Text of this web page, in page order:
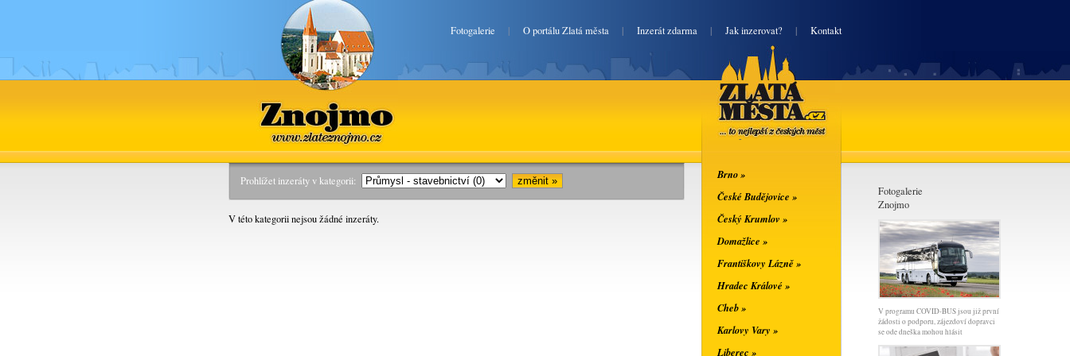
Fotogalerie | O portálu Zlatá města | Inzerát zdarma | Jak inzerovat? | Kontakt
Znojmo
www.zlateznojmo.cz
Prohlížet inzeráty v kategorii:
V této kategorii nejsou žádné inzeráty.
Fotogalerie
Znojmo
V programu COVID-BUS jsou již první
žádosti o podporu, zájezdoví dopravci
se ode dneška mohou hlásit
Zlatá města
... to nejlepší z
českých měst
Brno »
České Budějovice »
Český Krumlov »
Domažlice »
Františkovy Lázně »
Hradec Králové »
Cheb »
Karlovy Vary »
Liberec »